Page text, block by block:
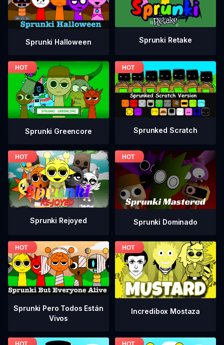
Sprunki Halloween Sprunki Retake
Sprunki Greencore Sprunked Scratch
Sprunki Rejoyed Sprunki Dominado
Sprunki Pero Todos Están
Vivos
Incredibox Mostaza